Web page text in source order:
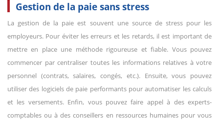
Gestion de la paie sans stress
La gestion de la paie est souvent une source de stress pour les
employeurs. Pour éviter les erreurs et les retards, il est important de
mettre en place une méthode rigoureuse et fiable. Vous pouvez
commencer par centraliser toutes les informations relatives à votre
personnel (contrats, salaires, congés, etc.). Ensuite, vous pouvez
utiliser des logiciels de paie performants pour automatiser les calculs
et les versements. Enfin, vous pouvez faire appel à des experts-
comptables ou à des conseillers en ressources humaines pour vous